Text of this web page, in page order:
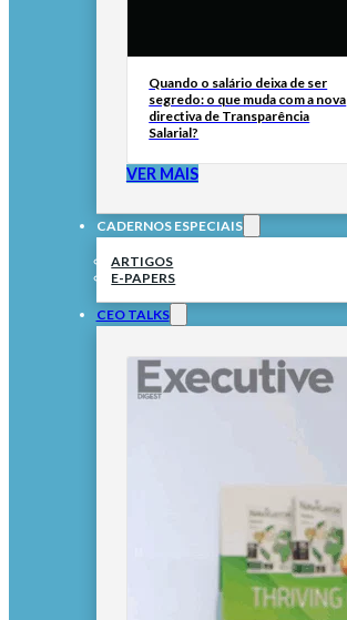
Quando o salário deixa de ser
segredo: o que muda com a nova
directiva de Transparência
Salarial?
VER MAIS
CADERNOS ESPECIAIS
ARTIGOS
E-PAPERS
CEO TALKS